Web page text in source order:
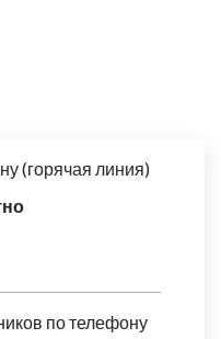
(горячая линия)
по телефону